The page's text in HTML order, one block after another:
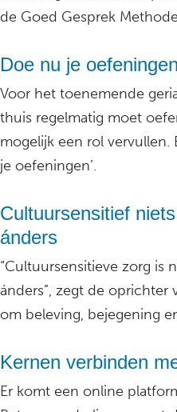
de Goed Gesprek
Doe nu je oefeningen
Voor het toenemende
thuis regelmatig moet
mogelijk een rol vervullen.
je oefeningen’.
Cultuursensitief
ánders
“Cultuursensitieve zorg is
ánders”, zegt de oprichter
om beleving, bejegening
Kernen verbinden
Er komt een online